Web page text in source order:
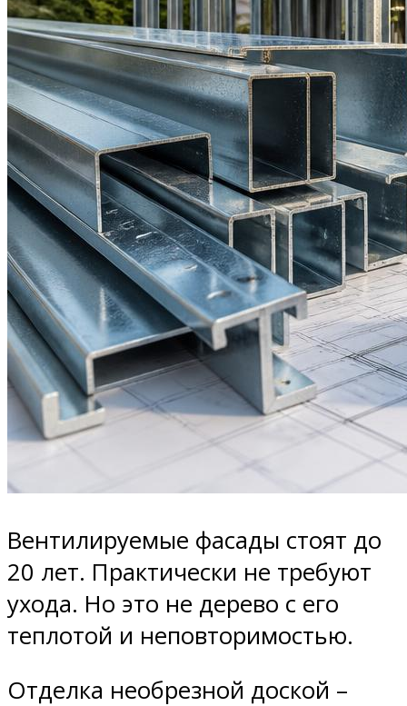
Вентилируемые фасады стоят до
20 лет. Практически не требуют
ухода. Но это не дерево с его
теплотой и неповторимостью.
Отделка необрезной доской –